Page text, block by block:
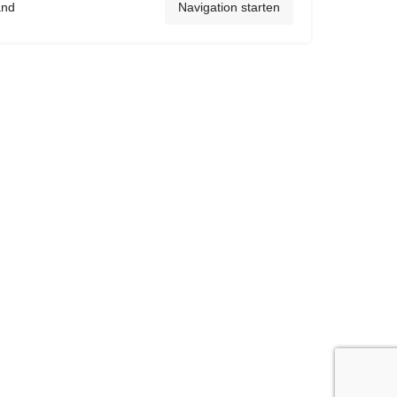
Navigation starten